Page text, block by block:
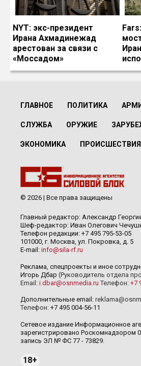
NYT: экс-президент
Ирана Ахмадинежад
арестован за связи с
«Моссадом»
ГЛАВНОЕ ПОЛИТИКА
СЛУЖБА ОРУЖИЕ
ЭКОНОМИКА ПРОИСШЕСТВИЯ
© 2026 | Все права защищены
Главный редактор: Александр
Шеф-редактор: Иван Олегович
Телефон редакции: +7 495 795-53-05
101000, г. Москва, ул. Покровка, д. 5
E-mail: info@sila-rf.ru
Реклама, спецпроекты и иное
Игорь Дбар (Руководитель отдела
Email: i.dbar@osnmedia.ru Телефон: +7
Дополнительные email:
Телефон: +7 495 004-56-11
Сетевое издание Информационное
зарегистрировано Роскомнадзором
запись ЭЛ № ФС 77 - 73829.
18+